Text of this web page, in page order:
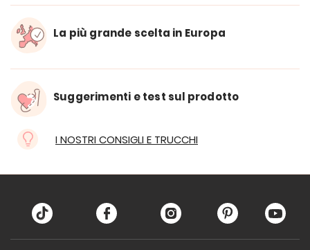
La più grande scelta in Europa
Suggerimenti e test sul prodotto
I NOSTRI CONSIGLI E TRUCCHI